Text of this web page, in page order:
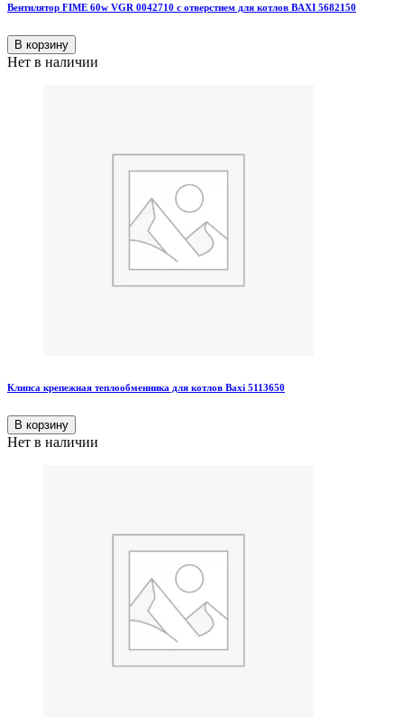
Вентилятор FIME 60w VGR 0042710 с отверстием для котлов BAXI 5682150
В корзину
Нет в наличии
Клипса крепежная теплообменника для котлов Baxi 5113650
В корзину
Нет в наличии